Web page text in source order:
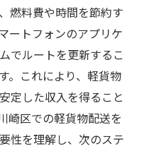
燃料費や時間を節約す
ートフォンのアプリケ
でルートを更新するこ
。これにより、軽貨物
定した収入を得ること
崎区での軽貨物配送を
性を理解し、次のステ